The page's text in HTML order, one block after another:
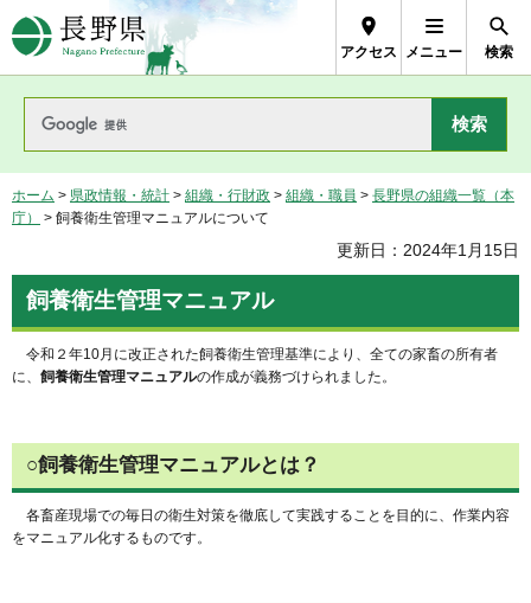
長野県Nagano Prefecture
アクセス メニュー 検索
ホーム > 県政情報・統計 > 組織・行財政 > 組織・職員 > 長野県の組織一覧（本
庁）
> 飼養衛生管理マニュアルについて
更新日：2024年1月15日
飼養衛生管理マニュアル
令和２年10月に改正された飼養衛生管理基準により、全ての家畜の所有者
に、 飼養衛生管理マニュアルの作成が義務づけられました。
○飼養衛生管理マニュアルとは？
各畜産現場での毎日の衛生対策を徹底して実践することを目的に、作業内容
をマニュアル化するものです。